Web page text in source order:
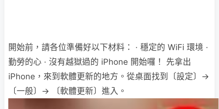
開始前，請各位準備好以下材料： · 穩定的 WiFi 環境 ·
勤勞的心 · 沒有越獄過的 iPhone 開始囉！ 先拿出
iPhone，來到軟體更新的地方。從桌面找到〔設定〕→
〔一般〕→ 〔軟體更新〕進入。